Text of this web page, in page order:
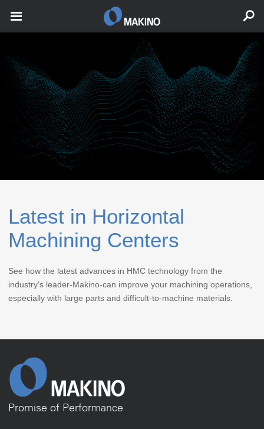
Latest in Horizontal
Machining Centers
See how the latest advances in HMC technology from the
industry's leader-Makino-can improve your machining operations,
especially with large parts and difficult-to-machine materials.
Promise of Performance